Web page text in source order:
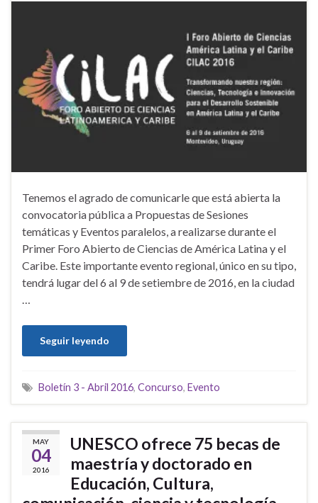
Tenemos el agrado de comunicarle que está abierta la
convocatoria pública a Propuestas de Sesiones
temáticas y Eventos paralelos, a realizarse durante el
Primer Foro Abierto de Ciencias de América Latina y el
Caribe. Este importante evento regional, único en su tipo,
tendrá lugar del 6 al 9 de setiembre de 2016, en la ciudad
…
Seguir leyendo
Boletín 3 - Abril 2016, Concurso, Evento
MAY
04
2016
UNESCO ofrece 75 becas de
maestría y doctorado en
Educación, Cultura,